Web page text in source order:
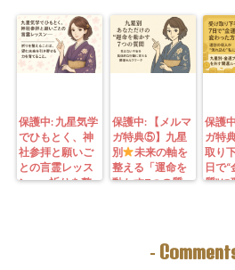
保護中: 九星気学
でひもとく、神
社参拝と願いご
との言霊レッス
ン—— 祈りを整
保護中: 【メルマ
ガ特典⑤】九星
別
未来の軸を
整える「運命を
動かす7つの質
ーチングできま
保護
ガ特
取り
日で“
質”に
九星
ロッ
-